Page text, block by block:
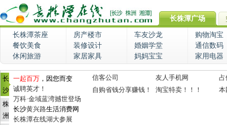
长株潭广场
长株潭茶座 房产楼市 车友沙龙
购物淘宝
餐饮美食
装修设计 婚姻学堂
通信数码
休闲旅游
家居家具 妈妈宝宝 家用电器
长
沙
株
洲
一起百万 ，因您而变
诚聘英才！
万科·金域蓝湾撼世登场
长沙黄兴路生活消费网
长株潭在线湖大参展
信客公司 友人手机网
占
自购省钱分享赚钱！
淘宝特卖！！！ 本